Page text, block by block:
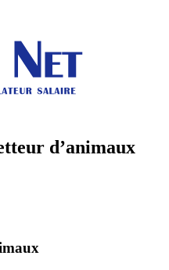
d’animaux